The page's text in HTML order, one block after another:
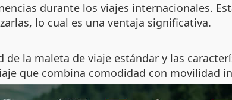
durante los viajes internacionales.
lo cual es una ventaja significativa.
la maleta de viaje estándar y las
que combina comodidad con movilidad